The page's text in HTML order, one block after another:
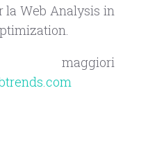
Web Analysis in